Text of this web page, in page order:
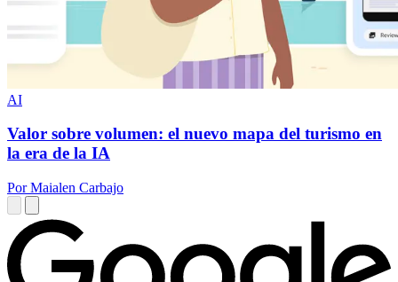
AI
Valor sobre volumen: el nuevo mapa del turismo en
la era de la IA
Por Maialen Carbajo